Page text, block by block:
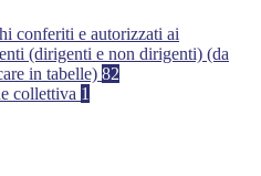
conferiti e autorizzati ai
(dirigenti e non dirigenti) (da
in tabelle) 82
collettiva 1